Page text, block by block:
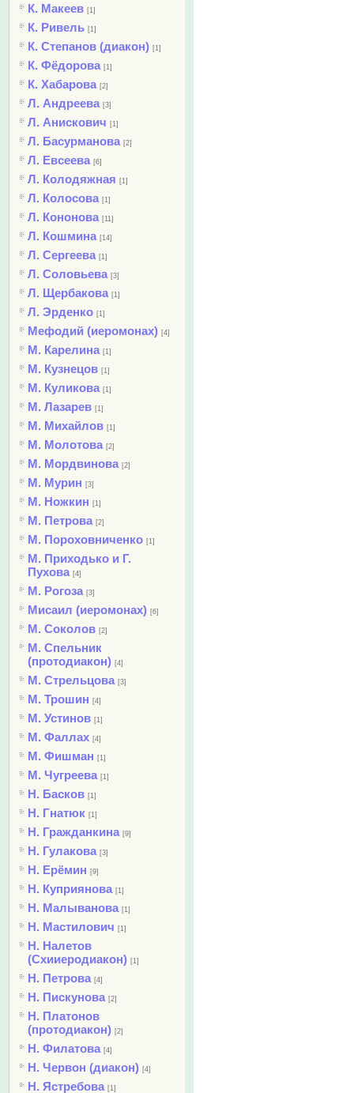
К. Макеев [1]
К. Ривель [1]
К. Степанов (диакон) [1]
К. Фёдорова [1]
К. Хабарова [2]
Л. Андреева [3]
Л. Анискович [1]
Л. Басурманова [2]
Л. Евсеева [6]
Л. Колодяжная [1]
Л. Колосова [1]
Л. Кононова [11]
Л. Кошмина [14]
Л. Сергеева [1]
Л. Соловьева [3]
Л. Щербакова [1]
Л. Эрденко [1]
Мефодий (иеромонах) [4]
М. Карелина [1]
М. Кузнецов [1]
М. Куликова [1]
М. Лазарев [1]
М. Михайлов [1]
М. Молотова [2]
М. Мордвинова [2]
М. Мурин [3]
М. Ножкин [1]
М. Петрова [2]
М. Пороховниченко [1]
М. Приходько и Г.
Пухова [4]
М. Рогоза [3]
Мисаил (иеромонах) [6]
М. Соколов [2]
М. Спельник
(протодиакон) [4]
М. Стрельцова [3]
М. Трошин [4]
М. Устинов [1]
М. Фаллах [4]
М. Фишман [1]
М. Чугреева [1]
Н. Басков [1]
Н. Гнатюк [1]
Н. Гражданкина [9]
Н. Гулакова [3]
Н. Ерёмин [9]
Н. Куприянова [1]
Н. Малыванова [1]
Н. Мастилович [1]
Н. Налетов
(Схииеродиакон) [1]
Н. Петрова [4]
Н. Пискунова [2]
Н. Платонов
(протодиакон) [2]
Н. Филатова [4]
Н. Червон (диакон) [4]
Н. Ястребова [1]